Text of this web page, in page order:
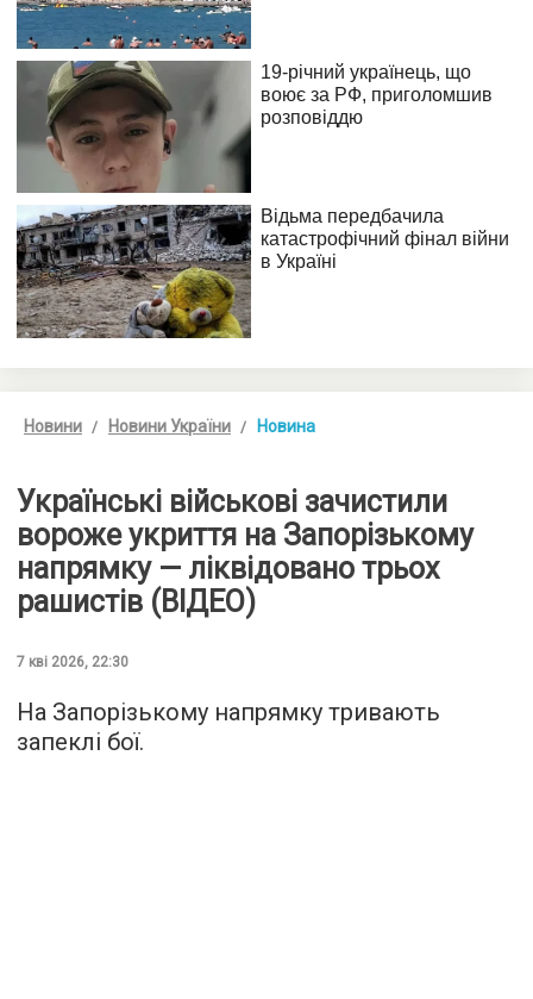
Новини Новини України Новина
Українські військові зачистили
вороже укриття на Запорізькому
напрямку — ліквідовано трьох
рашистів (ВІДЕО)
7 кві 2026, 22:30
На Запорізькому напрямку тривають
запеклі бої.